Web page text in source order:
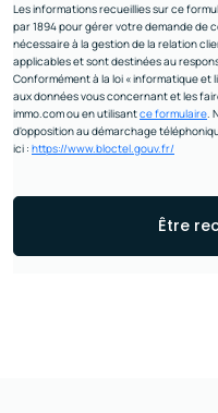
Les informations recueillies sur ce
par 1894 pour gérer votre demande de
nécessaire à la gestion de la relation
applicables et sont destinées au
Conformément à la loi « informatique
aux données vous concernant et les
immo.com ou en utilisantce formulaire.
d'opposition au démarchage
ici : https://www.bloctel.gouv.fr/
Être